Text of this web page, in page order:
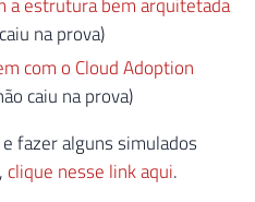
na prova)
com o Cloud Adoption
caiu na prova)
fazer alguns simulados
clique nesse link aqui.